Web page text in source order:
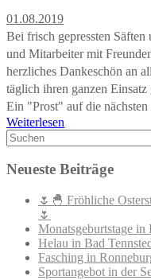
01.08.2019
Bei frisch gepressten
und Mitarbeiter mit
herzliches Dankeschön an
täglich ihren ganzen
Ein "Prost" auf die nächsten
Weiterlesen
Neueste Beiträge
🌷🐣 Fröhliche
🌷
Monatsgeburtstage in
Helau in Bad
Fasching in
Sportangebot in der